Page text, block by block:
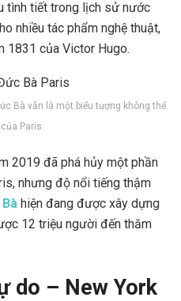
tình tiết trong lịch sử nước
nhiều tác phẩm nghệ thuật,
1831 của Victor Hugo.
Bà vẫn là một biểu tượng không thể
Paris.
2019 đã phá hủy một phần
nhưng độ nổi tiếng thậm
hiện đang được xây dựng
12 triệu người đến thăm
do – New York